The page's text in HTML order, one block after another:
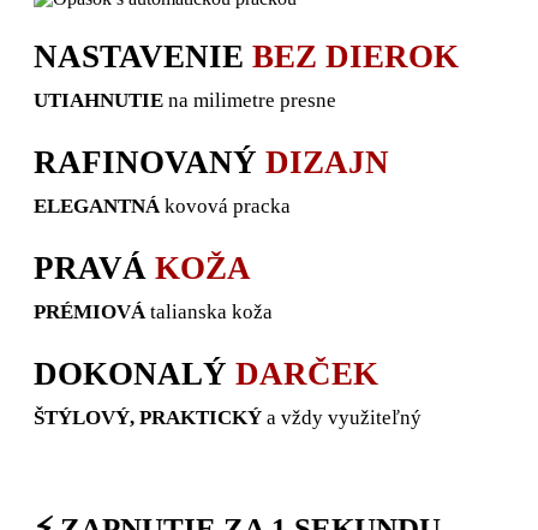
NASTAVENIE BEZ DIEROK
UTIAHNUTIE na milimetre presne
RAFINOVANÝ DIZAJN
ELEGANTNÁ kovová pracka
PRAVÁ KOŽA
PRÉMIOVÁ talianska koža
DOKONALÝ DARČEK
ŠTÝLOVÝ, PRAKTICKÝ a vždy využiteľný